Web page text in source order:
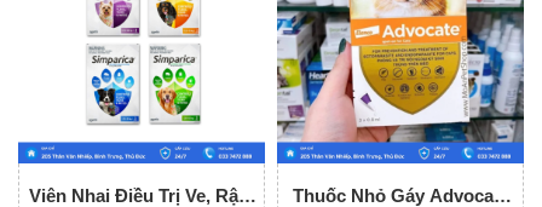
Viên Nhai Điều Trị Ve, Rận,
Thuốc Nhỏ Gáy Advocate